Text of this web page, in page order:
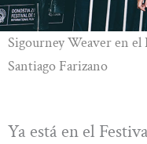
Sigourney Weaver en
Santiago Farizano
Ya está en el